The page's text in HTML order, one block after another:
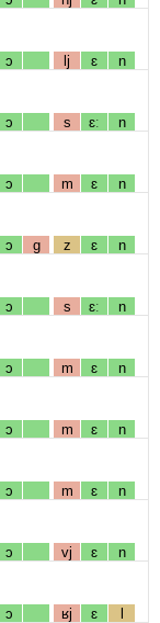
ɔ lj ɛ n
ɔ s ɛː n
ɔ m ɛ n
ɔ g z ɛ n
ɔ s ɛː n
ɔ m ɛ n
ɔ m ɛ n
ɔ m ɛ n
ɔ vj ɛ n
ɔ ʁj ɛ l